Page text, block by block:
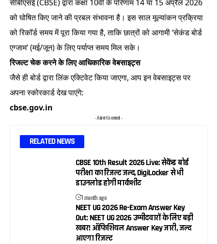
सीबीएसई (CBSE) द्वारा कक्षा 10वीं के परिणाम 14 या 15 अप्रैल 2026
को घोषित किए जाने की प्रबल संभावना है। इस साल मूल्यांकन प्रक्रिया
को रिकॉर्ड समय में पूरा किया गया है, ताकि छात्रों को आगामी ‘सेकंड बोर्ड
एग्जाम’ (मई/जून) के लिए पर्याप्त समय मिल सके।
रिजल्ट चेक करने के लिए आधिकारिक वेबसाइट्स
जैसे ही बोर्ड द्वारा लिंक एक्टिवेट किया जाएगा, आप इन वेबसाइट्स पर
अपना स्कोरकार्ड देख पाएंगे:
cbse.gov.in
- Advertisement -
RELATED NEWS
CBSE 10th Result 2026 Live: सेकेंड बोर्ड
परीक्षा का रिजल्ट जल्द, DigiLocker से भी
डाउनलोड होगी मार्कशीट
1 month ago
NEET UG 2026 Re-Exam Answer Key
Out: NEET UG 2026 उम्मीदवारों के लिए बड़ी
खबर! ऑफिशियल Answer Key जारी, जल्द
आएगा रिजल्ट